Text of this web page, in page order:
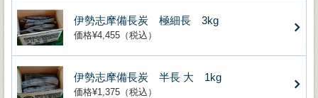
伊勢志摩備長炭 極細長 3kg
価格¥4,455（税込）
伊勢志摩備長炭 半長 大 1kg
価格¥1,375（税込）